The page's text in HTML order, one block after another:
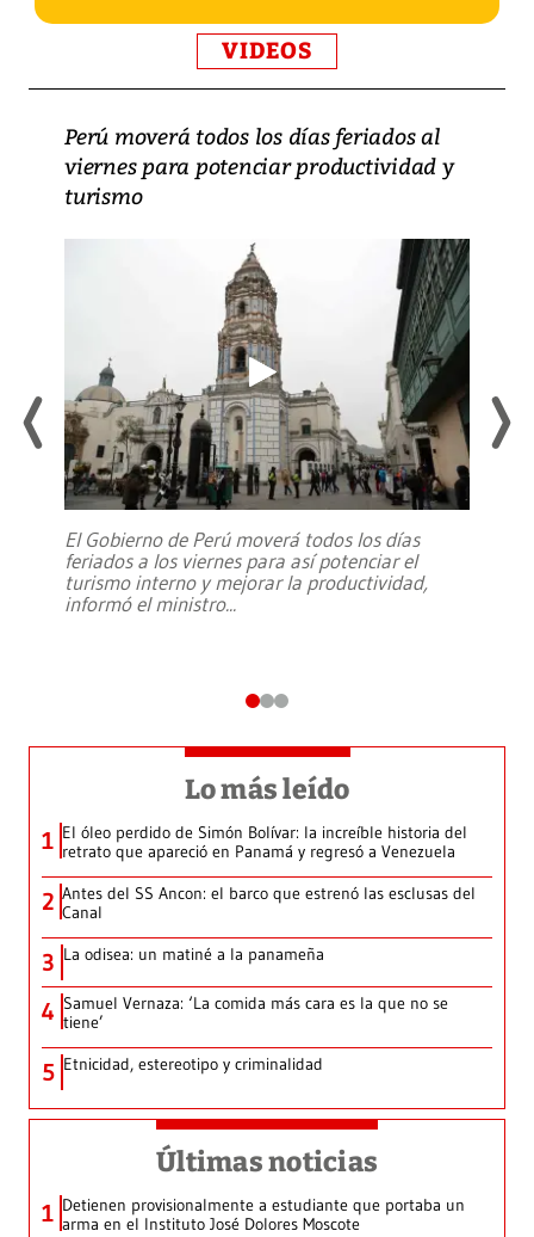
VIDEOS
Perú moverá todos los días feriados al
viernes para potenciar productividad y
turismo
El Gobierno de Perú moverá todos los días
feriados a los viernes para así potenciar el
turismo interno y mejorar la productividad,
informó el ministro...
Lo más leído
1 El óleo perdido de Simón Bolívar: la increíble historia del
retrato que apareció en Panamá y regresó a Venezuela
2 Antes del SS Ancon: el barco que estrenó las esclusas del
Canal
3 La odisea: un matiné a la panameña
4 Samuel Vernaza: ‘La comida más cara es la que no se
tiene’
5 Etnicidad, estereotipo y criminalidad
Últimas noticias
1 Detienen provisionalmente a estudiante que portaba un
arma en el Instituto José Dolores Moscote